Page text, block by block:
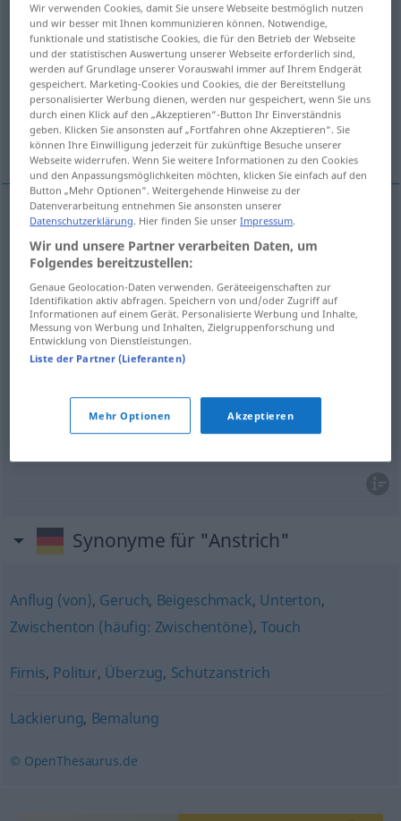
Übersicht aller Übersetzungen
(Für mehr Details die Übersetzung anklicken/antippen)
verniciatura, mano colore
aspetto, aria
Anstrich
f
colorem Anstrich Farbe
m Anstrich
Synonyme für "Anstrich"
Anflug (von), Geruch, Beigeschmack, Unterton,
Zwischenton (häufig: Zwischentöne), Touch
Firnis, Politur, Überzug, Schutzanstrich
Lackierung, Bemalung
© OpenThesaurus.de
Wir verwenden Cookies, damit Sie unsere Webseite bestmöglich nutzen
und wir besser mit Ihnen kommunizieren können. Notwendige,
funktionale und statistische Cookies, die für den Betrieb der Webseite
und der statistischen Auswertung unserer Webseite erforderlich sind,
werden auf Grundlage unserer Vorauswahl immer auf Ihrem Endgerät
gespeichert. Marketing-Cookies und Cookies, die der Bereitstellung
personalisierter Werbung dienen, werden nur gespeichert, wenn Sie uns
durch einen Klick auf den „Akzeptieren“-Button Ihr Einverständnis
geben. Klicken Sie ansonsten auf „Fortfahren ohne Akzeptieren“. Sie
können Ihre Einwilligung jederzeit für zukünftige Besuche unserer
Webseite widerrufen. Wenn Sie weitere Informationen zu den Cookies
und den Anpassungsmöglichkeiten möchten, klicken Sie einfach auf den
Button „Mehr Optionen“. Weitergehende Hinweise zu der
Datenverarbeitung entnehmen Sie ansonsten unserer
Datenschutzerklärung. Hier finden Sie unserImpressum.
Wir und unsere Partner verarbeiten Daten, um
Folgendes bereitzustellen:
Genaue Geolocation-Daten verwenden. Geräteeigenschaften zur
Identifikation aktiv abfragen. Speichern von und/oder Zugriff auf
Informationen auf einem Gerät. Personalisierte Werbung und Inhalte,
Messung von Werbung und Inhalten, Zielgruppenforschung und
Entwicklung von Dienstleistungen.
Liste der Partner (Lieferanten)
Mehr Optionen Akzeptieren